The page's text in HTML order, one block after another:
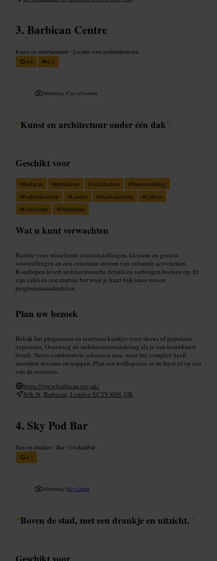
Barbican Centre
Kunst en entertainment • Locatie voor podiumkunsten
4,6
4,2
Afbeelding /City of London
“Kunst en architectuur onder één dak”
Geschikt voor
#Barbican #Brutalisme #Architectuur #Tentoonstelling
#Podiumkunsten #Londen #Stadwandeling #Cultuur
#Fotolocatie #Ontdekken
Wat u kunt verwachten
Ruimte voor wisselende tentoonstellingen, kleinere en grotere
voorstellingen en een constante stroom van culturele activiteiten.
Rondlopen levert architectonische details en verborgen hoeken op. Er
zijn cafés en een martini bar waar je kunt bijkomen tussen
programmaonderdelen.
Plan uw bezoek
Bekijk het programma en reserveer kaartjes voor shows of populaire
exposities. Overweeg de architectuurwandeling als je van bouwkunst
houdt. Neem comfortabele schoenen mee, want het complex heeft
meerdere niveaus en trappen. Plan een koffiepauze in de foyer of op een
van de terrassen.
https://www.barbican.org.uk/
Silk St, Barbican, London EC2Y 8DS, UK
Sky Pod Bar
Eten en drinken • Bar •Cocktailbar
4,3
Afbeelding /Sky Garden
“Boven de stad, met een drankje en uitzicht.”
Geschikt voor